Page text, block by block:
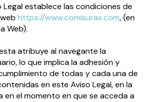
Legal establece las condiciones de
https://www.comisuras.com, (en
Web).
atribuye al navegante la
lo que implica la adhesión y
de todas y cada una de
en este Aviso Legal, en la
en el momento en que se acceda a